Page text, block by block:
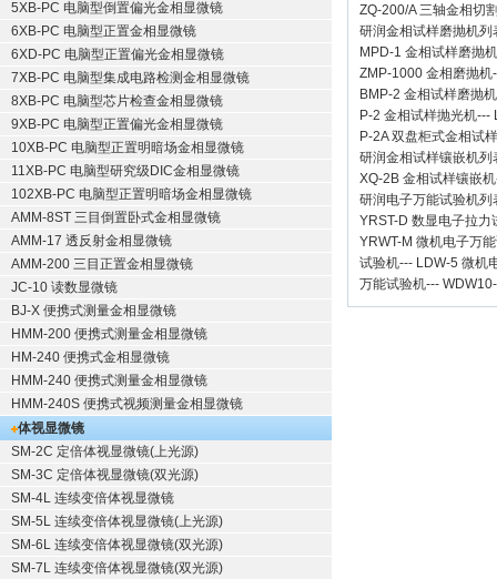
5XB-PC 电脑型倒置偏光金相显微镜
6XB-PC 电脑型正置金相显微镜
6XD-PC 电脑型正置偏光金相显微镜
7XB-PC 电脑型集成电路检测金相显微镜
8XB-PC 电脑型芯片检查金相显微镜
9XB-PC 电脑型正置偏光金相显微镜
10XB-PC 电脑型正置明暗场金相显微镜
11XB-PC 电脑型研究级DIC金相显微镜
102XB-PC 电脑型正置明暗场金相显微镜
AMM-8ST 三目倒置卧式金相显微镜
AMM-17 透反射金相显微镜
AMM-200 三目正置金相显微镜
JC-10 读数显微镜
BJ-X 便携式测量金相显微镜
HMM-200 便携式测量金相显微镜
HM-240 便携式金相显微镜
HMM-240 便携式测量金相显微镜
HMM-240S 便携式视频测量金相显微镜
体视显微镜
SM-2C 定倍体视显微镜(上光源)
SM-3C 定倍体视显微镜(双光源)
SM-4L 连续变倍体视显微镜
SM-5L 连续变倍体视显微镜(上光源)
SM-6L 连续变倍体视显微镜(双光源)
SM-7L 连续变倍体视显微镜(双光源)
ZQ-200/A 三轴金相切
研润金相试样磨抛机列
MPD-1 金相试样磨抛机
ZMP-1000 金相磨抛机
BMP-2 金相试样磨抛机
P-2 金相试样抛光机---
P-2A 双盘柜式金相试
研润金相试样镶嵌机列
XQ-2B 金相试样镶嵌机
研润电子万能试验机列
YRST-D 数显电子拉力
YRWT-M 微机电子万
试验机--- LDW-5 微机
万能试验机---